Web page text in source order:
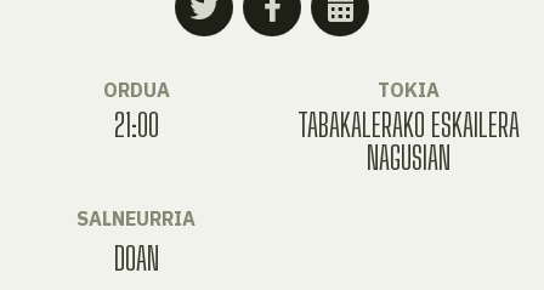
ORDUA
21:00
TOKIA
TABAKALERAKO ESKAILERA
NAGUSIAN
SALNEURRIA
DOAN